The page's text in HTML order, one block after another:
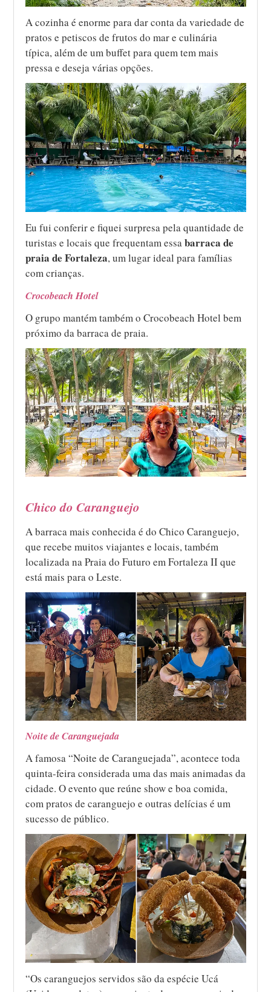
A cozinha é enorme para dar conta da variedade de
pratos e petiscos de frutos do mar e culinária
típica, além de um buffet para quem tem mais
pressa e deseja várias opções.
Eu fui conferir e fiquei surpresa pela quantidade de
turistas e locais que frequentam essabarraca de
praia de Fortaleza, um lugar ideal para famílias
com crianças.
Crocobeach Hotel
O grupo mantém também o Crocobeach Hotel bem
próximo da barraca de praia.
Chico do Caranguejo
A barraca mais conhecida é do Chico Caranguejo,
que recebe muitos viajantes e locais, também
localizada na Praia do Futuro em Fortaleza II que
está mais para o Leste.
Noite de Caranguejada
A famosa “Noite de Caranguejada”, acontece toda
quinta-feira considerada uma das mais animadas da
cidade. O evento que reúne show e boa comida,
com pratos de caranguejo e outras delícias é um
sucesso de público.
“Os caranguejos servidos são da espécie Ucá